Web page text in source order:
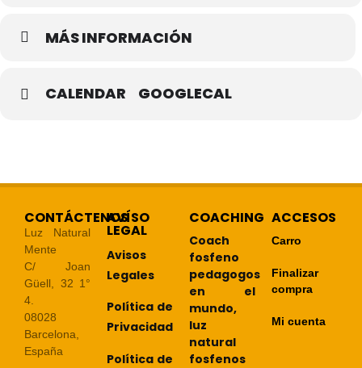
MÁS INFORMACIÓN
CALENDAR GOOGLECAL
CONTÁCTENOS
Luz Natural
Mente
C/ Joan
Güell, 32 1°
4.
08028
Barcelona,
España
AVÍSO
LEGAL
Avisos
Legales
Política de
Privacidad
Política de
COACHING
Coach
fosfeno
pedagogos
en el
mundo,
luz
natural
fosfenos
ACCESOS
Carro
Finalizar
compra
Mi cuenta